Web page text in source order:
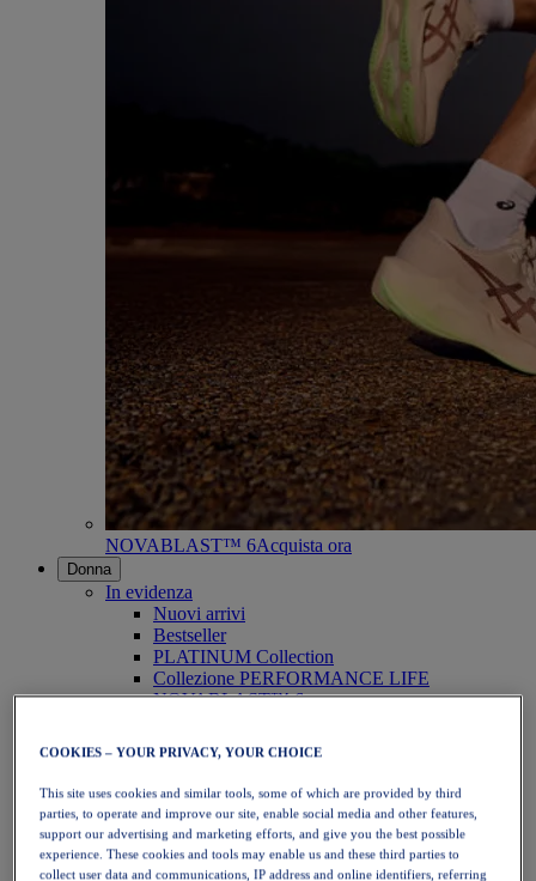
NOVABLAST™ 6Acquista ora
Donna
In evidenza
Nuovi arrivi
Bestseller
PLATINUM Collection
Collezione PERFORMANCE LIFE
NOVABLAST™ 6
Running
Trail running
Tennis
Pallavolo
Pallamano
Padel
Netball
COOKIES – YOUR PRIVACY, YOUR CHOICE
This site uses cookies and similar tools, some of which are provided by third
parties, to operate and improve our site, enable social media and other features,
support our advertising and marketing efforts, and give you the best possible
experience. These cookies and tools may enable us and these third parties to
collect user data and communications, IP address and online identifiers, referring